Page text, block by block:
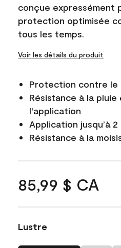
conçue expressément
protection optimisée
tous les temps.
Voir les détails du produit
Protection contre le
Résistance à la
l'application
Application jusqu’à 2
Résistance à la
85,99 $ CA
Lustre